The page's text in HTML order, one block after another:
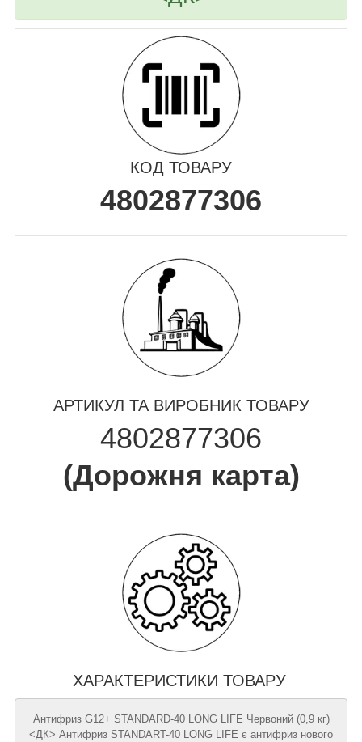
КОД ТОВАРУ
4802877306
АРТИКУЛ ТА ВИРОБНИК ТОВАРУ
4802877306
(Дорожня карта)
ХАРАКТЕРИСТИКИ ТОВАРУ
Антифриз G12+ STANDARD-40 LONG LIFE Червоний (0,9 кг)
<ДК> Антифриз STANDART-40 LONG LIFE є антифриз нового